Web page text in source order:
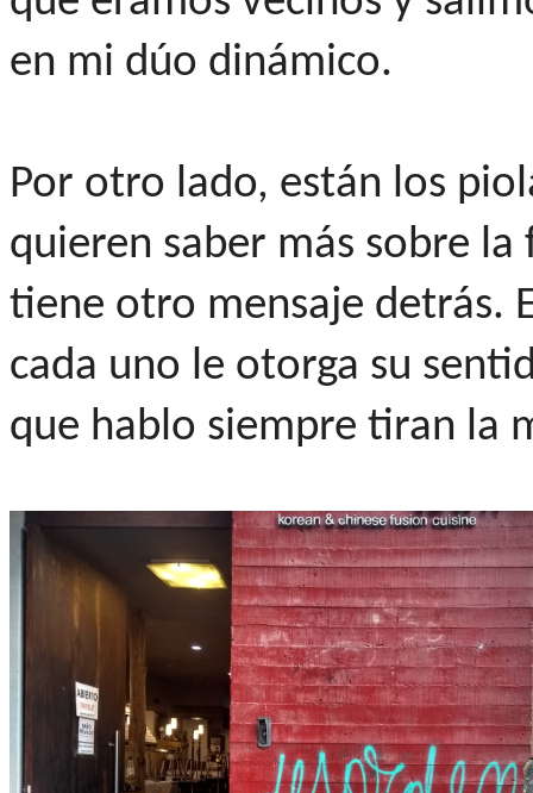
en mi dúo dinámico.
Por otro lado, están los
quieren saber más sobre
tiene otro mensaje detrás.
cada uno le otorga su
que hablo siempre tiran la